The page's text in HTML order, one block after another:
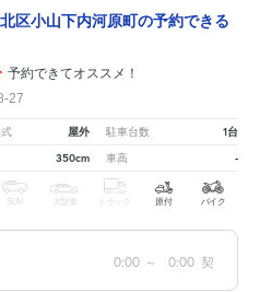
区小山下内河原町の予約できる
予約できてオススメ！
27
屋外 駐車台数 1台
350cm 車高 -
SUV 大型車 トラック 原付 バイク
0:00 ～ 0:00 契